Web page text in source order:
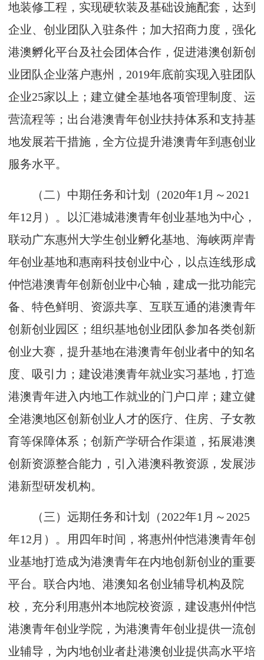
地装修工程，实现硬软装及基础设施配套，达到
企业、创业团队入驻条件；加大招商力度，强化
港澳孵化平台及社会团体合作，促进港澳创新创
业团队企业落户惠州，2019年底前实现入驻团队
企业25家以上；建立健全基地各项管理制度、运
营流程等；出台港澳青年创业扶持体系和支持基
地发展若干措施，全方位提升港澳青年到惠创业
服务水平。
（二）中期任务和计划（2020年1月～2021
年12月）。以汇港城港澳青年创业基地为中心，
联动广东惠州大学生创业孵化基地、海峡两岸青
年创业基地和惠南科技创业中心，以点连线形成
仲恺港澳青年创新创业中心轴，建成一批功能完
备、特色鲜明、资源共享、互联互通的港澳青年
创新创业园区；组织基地创业团队参加各类创新
创业大赛，提升基地在港澳青年创业者中的知名
度、吸引力；建设港澳青年就业实习基地，打造
港澳青年进入内地工作就业的门户口岸；建立健
全港澳地区创新创业人才的医疗、住房、子女教
育等保障体系；创新产学研合作渠道，拓展港澳
创新资源整合能力，引入港澳科教资源，发展涉
港新型研发机构。
（三）远期任务和计划（2022年1月～2025
年12月）。用四年时间，将惠州仲恺港澳青年创
业基地打造成为港澳青年在内地创新创业的重要
平台。联合内地、港澳知名创业辅导机构及院
校，充分利用惠州本地院校资源，建设惠州仲恺
港澳青年创业学院，为港澳青年创业提供一流创
业辅导，为内地创业者赴港澳创业提供高水平培